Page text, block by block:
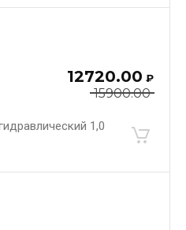
15900.00
12720.00 ₽
1,0